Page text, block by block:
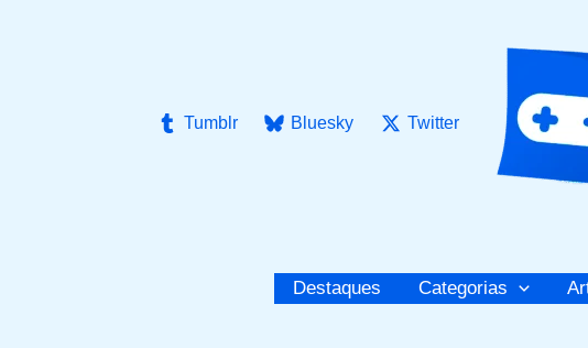
Tumblr
Bluesky Twitter
Destaques Categorias